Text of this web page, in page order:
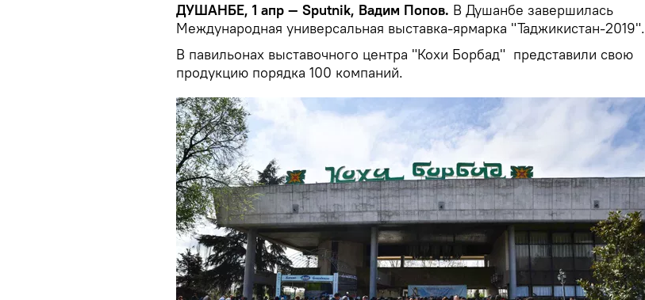
ДУШАНБЕ, 1 апр — Sputnik, Вадим Попов. В Душанбе завершилась
Международная универсальная выставка-ярмарка "Таджикистан-2019".
В павильонах выставочного центра "Кохи Борбад" представили свою
продукцию порядка 100 компаний.